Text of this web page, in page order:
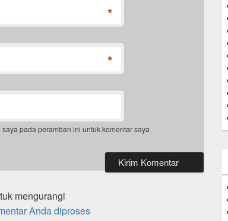
*
*
pada peramban ini untuk komentar saya
mengurangi
Anda diproses